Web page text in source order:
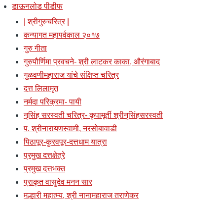
डाऊनलोड पीडीफ
| श्रीगुरुचरित्र |
कन्यागत महापर्वकाल २०१७
गुरु गीता
गुरुपौर्णिमा प्रवचने- श्री लाटकर काका, औरंगाबाद
गुळवणीमहाराज यांचे संक्षिप्त चरित्र
दत्त लिलामृत
नर्मदा परिक्रमा- पायी
नृसिंह सरस्वती चरित्र- कृपामूर्ती श्रीनृसिंहसरस्वती
प. श्रीनारायणस्वामी, नरसोबावाडी
पिठापूर-कुरवपूर-दत्तधाम यात्रा
प्रमुख दत्तक्षेत्रे
प्रमुख दत्तभक्त
प्राकृत वासुदेव मनन सार
मल्हारी महात्म्य, श्री नानामहाराज तराणेकर